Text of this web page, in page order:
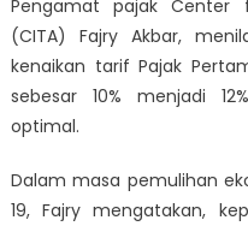
Pengamat pajak Center
(CITA) Fajry Akbar,
kenaikan tarif Pajak
sebesar 10% menjadi
optimal.
Dalam masa pemulihan
19, Fajry mengatakan,